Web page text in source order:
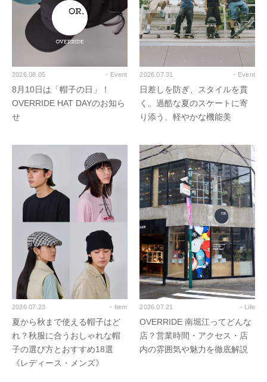
2026.08.05 - Event
8月10日は「帽子の日」！
OVERRIDE HAT DAYのお知ら
せ
2026.07.31 - Event
日差しを防ぎ、スタイルを貫
く。過酷な夏のスケートに寄
り添う、軽やかな機能美
2026.07.23 - Item
夏から秋まで使える帽子はど
れ？秋服に合うおしゃれな帽
子の選び方とおすすめ18選
《レディース・メンズ》
2026.07.21 - Life
OVERRIDE 南堀江ってどんな
店？営業時間・アクセス・店
内の雰囲気や魅力を徹底解説